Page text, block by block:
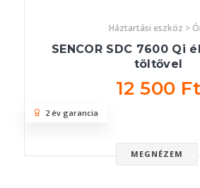
Háztartási eszköz >
SENCOR SDC 7600 Qi
töltővel
12 500 Ft
MEGNÉZEM
2 év garancia